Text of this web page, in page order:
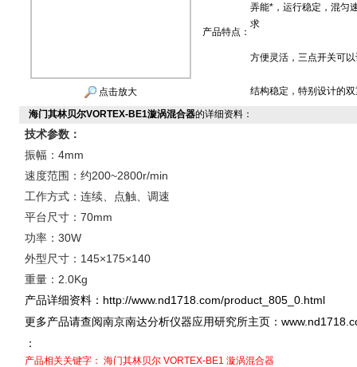
点击放大
产品特点：
弄能*，运行稳定，混匀
求
方便灵活，三点开关可
结构稳定，特别设计的
海门其林贝尔VORTEX-BE1漩涡混合器的详细资料：
技术参数：
振幅：4mm
速度范围：约200~2800r/min
工作方式：连续、点触、调速
平台尺寸：70mm
功率：30W
外型尺寸：145×175×140
重量：2.0Kg
产品详细资料： http://www.nd1718.com/product_805_0.html
更多产品请查阅南京南达分析仪器应用研究所主页：
：
产品相关关键字： 海门其林贝尔 VORTEX-BE1 漩涡混合器